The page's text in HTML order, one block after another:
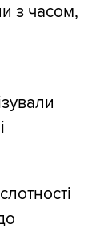
з часом,